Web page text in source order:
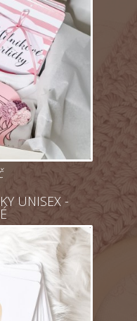
UNISEX -